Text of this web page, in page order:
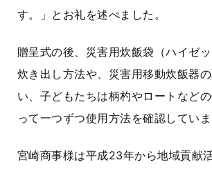
す。」とお礼を述べました。
贈呈式の後、 災害用炊飯袋（ハイゼ
炊き出し方法や、 災害用移動炊飯器の
い、 子どもたちは柄杓やロートなど
って一つずつ使用方法を確認していま
宮崎商事様は平成23年から地域貢献